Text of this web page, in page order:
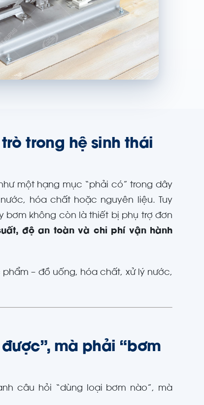
trong hệ sinh thái
một hạng mục “phải có” trong dây
hóa chất hoặc nguyên liệu. Tuy
bơm không còn là thiết bị phụ trợ đơn
độ an toàn và chi phí vận hành
– đồ uống, hóa chất, xử lý nước,
mà phải “bơm
câu hỏi “dùng loại bơm nào”, mà